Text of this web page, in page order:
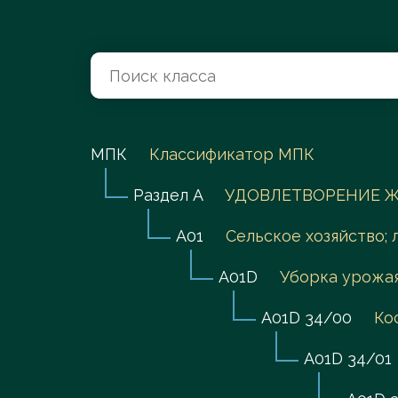
МПК Классификатор МПК
Раздел A УДОВЛЕТВОРЕНИЕ
A01 Сельское
A01D Уборка
A01D 34/00
A01D 34/01